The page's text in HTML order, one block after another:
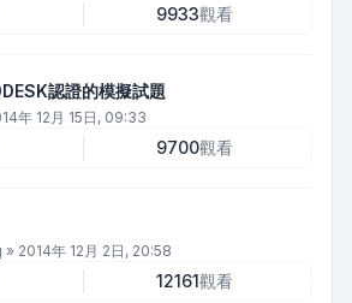
9933觀看
認證的模擬試題
年 12月 15日, 09:33
9700觀看
» 2014年 12月 2日, 20:58
12161觀看